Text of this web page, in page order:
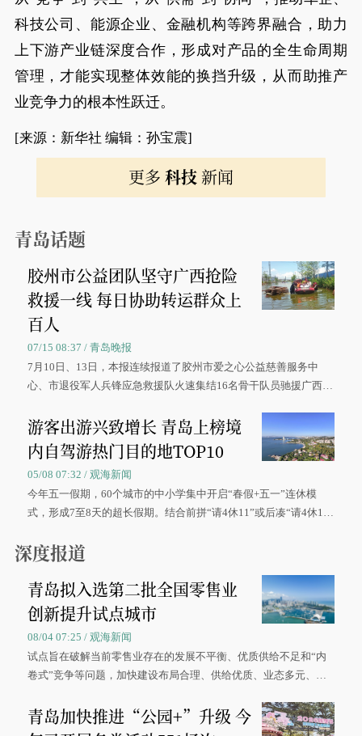
科技公司、能源企业、金融机构等跨界融合，助力
上下游产业链深度合作，形成对产品的全生命周期
管理，才能实现整体效能的换挡升级，从而助推产
业竞争力的根本性跃迁。
[来源：新华社 编辑：孙宝震]
更多 科技新闻
青岛话题
胶州市公益团队坚守广西抢险
救援一线 每日协助转运群众上
百人
07/15 08:37 / 青岛晚报
7月10日、13日，本报连续报道了胶州市爱之心公益慈善服务中
心、市退役军人兵锋应急救援队火速集结16名骨干队员驰援广西灾
游客出游兴致增长 青岛上榜境
内自驾游热门目的地TOP10
05/08 07:32 / 观海新闻
今年五一假期，60个城市的中小学集中开启“春假+五一”连休模
式，形成7至8天的超长假期。结合前拼“请4休11”或后凑“请4休1
深度报道
青岛拟入选第二批全国零售业
创新提升试点城市
08/04 07:25 / 观海新闻
试点旨在破解当前零售业存在的发展不平衡、优质供给不足和“内
卷式”竞争等问题，加快建设布局合理、供给优质、业态多元、智
青岛加快推进“公园+”升级 今